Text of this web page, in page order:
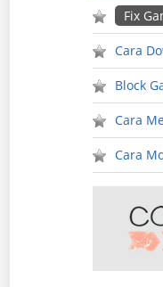
Fix
Cara
Block
Cara
Cara